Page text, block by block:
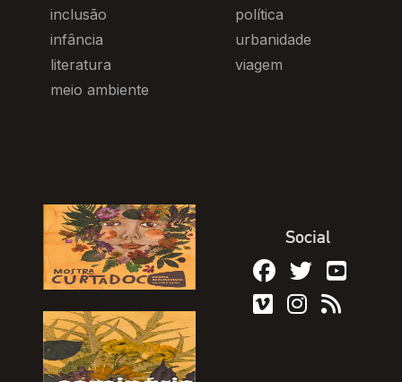
inclusão
infância
literatura
meio ambiente
política
urbanidade
viagem
Social